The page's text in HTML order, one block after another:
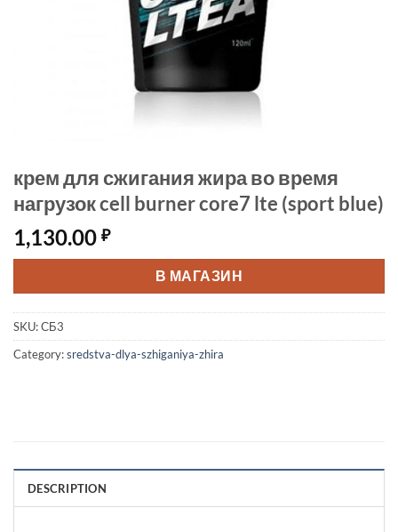
крем для сжигания жира во время
нагрузок cell burner core7 lte (sport blue)
1,130.00 ₽
В МАГАЗИН
SKU:СБ3
Category:sredstva-dlya-szhiganiya-zhira
DESCRIPTION